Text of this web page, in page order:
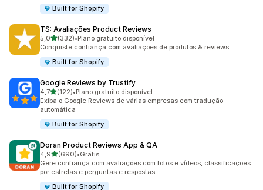
Built for Shopify
TS: Avaliações Product Reviews
5,0de 5 estrelas
(332)
332 avaliações ao todo
•Plano gratuito disponível
Conquiste confiança com avaliações de produtos & reviews
Built for Shopify
Google Reviews by Trustify
4,7de 5 estrelas
(122)
122 avaliações ao todo
•Plano gratuito disponível
Exiba o Google Reviews de várias empresas com tradução
automática
Built for Shopify
Doran Product Reviews App & QA
4,9de 5 estrelas
(690)
690 avaliações ao todo
•Grátis
Gere confiança com avaliações com fotos e vídeos, classificações
por estrelas e perguntas e respostas
Built for Shopify